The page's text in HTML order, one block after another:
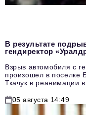
В результате
гендиректор
Взрыв автомобиля с
произошел в поселке
Ткачук в реанимации
05 августа 14:49